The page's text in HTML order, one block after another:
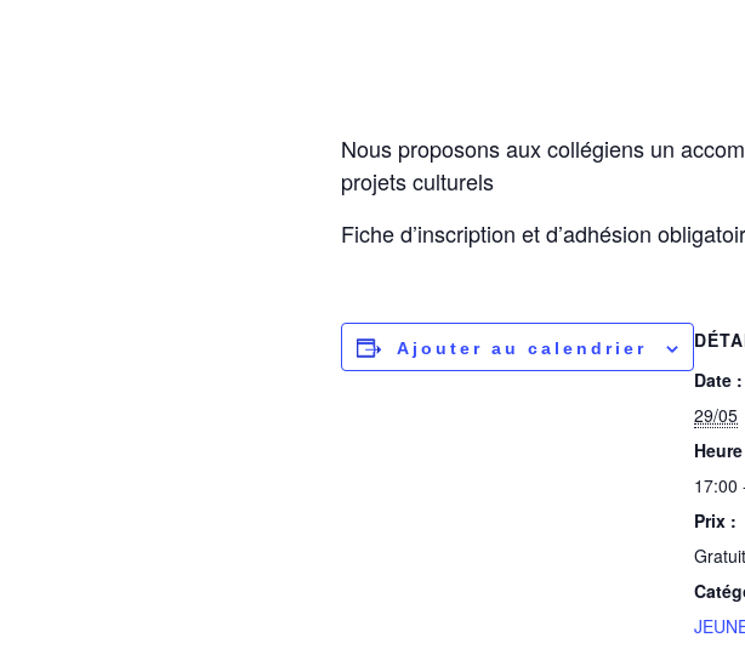
Nous proposons aux collégiens un
projets culturels
Fiche d’inscription et d’adhésion
Ajouter au calendrier
Date :
29/05
17:00
Prix :
Gratuit